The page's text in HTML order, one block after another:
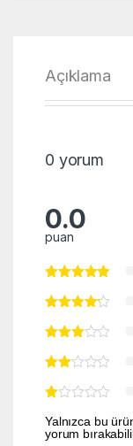
Açıklama
0 yorum
0.0
puan
Yalnızca bu
yorum